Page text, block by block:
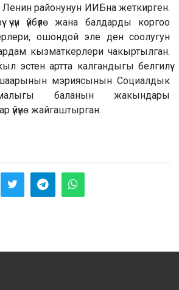
Ленин районунун ИИБна жеткирген.
үчүн үйбүлѳ жана балдарды коргоо
ошондой эле ден соолугун
жардам кызматкерлери чакыртылган.
эстен артта калгандыгы белгилүү
мэриясынын Социалдык
баланын жакындары
үйүнѳ жайгаштырган.